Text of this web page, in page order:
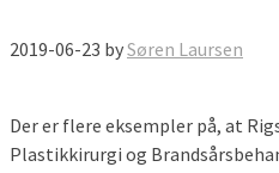
2019-06-23 bySøren Laursen
Der er flere eksempler på, at
Plastikkirurgi og